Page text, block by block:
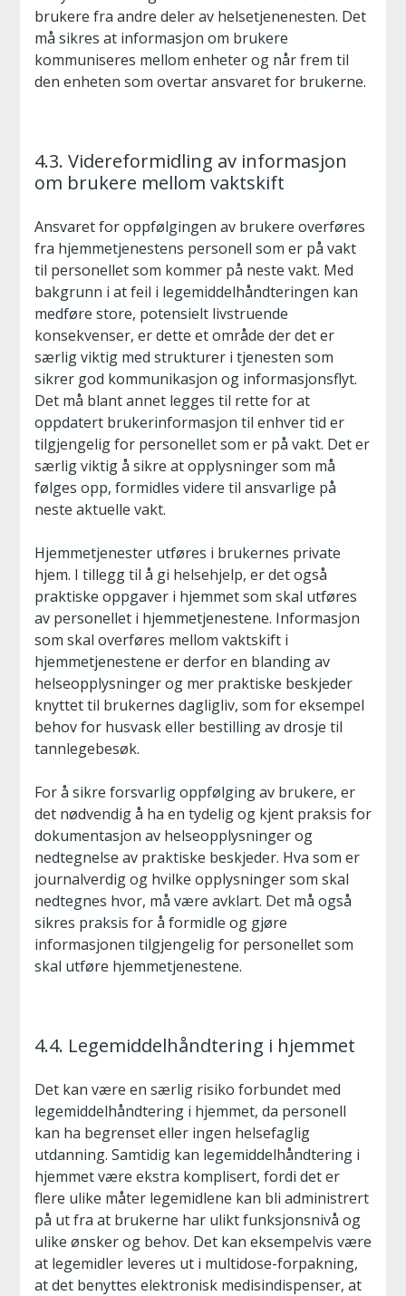
brukere fra andre deler av helsetjenenesten. Det
må sikres at informasjon om brukere
kommuniseres mellom enheter og når frem til
den enheten som overtar ansvaret for brukerne.
4.3. Videreformidling av informasjon
om brukere mellom vaktskift
Ansvaret for oppfølgingen av brukere overføres
fra hjemmetjenestens personell som er på vakt
til personellet som kommer på neste vakt. Med
bakgrunn i at feil i legemiddelhåndteringen kan
medføre store, potensielt livstruende
konsekvenser, er dette et område der det er
særlig viktig med strukturer i tjenesten som
sikrer god kommunikasjon og informasjonsflyt.
Det må blant annet legges til rette for at
oppdatert brukerinformasjon til enhver tid er
tilgjengelig for personellet som er på vakt. Det er
særlig viktig å sikre at opplysninger som må
følges opp, formidles videre til ansvarlige på
neste aktuelle vakt.
Hjemmetjenester utføres i brukernes private
hjem. I tillegg til å gi helsehjelp, er det også
praktiske oppgaver i hjemmet som skal utføres
av personellet i hjemmetjenestene. Informasjon
som skal overføres mellom vaktskift i
hjemmetjenestene er derfor en blanding av
helseopplysninger og mer praktiske beskjeder
knyttet til brukernes dagligliv, som for eksempel
behov for husvask eller bestilling av drosje til
tannlegebesøk.
For å sikre forsvarlig oppfølging av brukere, er
det nødvendig å ha en tydelig og kjent praksis for
dokumentasjon av helseopplysninger og
nedtegnelse av praktiske beskjeder. Hva som er
journalverdig og hvilke opplysninger som skal
nedtegnes hvor, må være avklart. Det må også
sikres praksis for å formidle og gjøre
informasjonen tilgjengelig for personellet som
skal utføre hjemmetjenestene.
4.4. Legemiddelhåndtering i hjemmet
Det kan være en særlig risiko forbundet med
legemiddelhåndtering i hjemmet, da personell
kan ha begrenset eller ingen helsefaglig
utdanning. Samtidig kan legemiddelhåndtering i
hjemmet være ekstra komplisert, fordi det er
flere ulike måter legemidlene kan bli administrert
på ut fra at brukerne har ulikt funksjonsnivå og
ulike ønsker og behov. Det kan eksempelvis være
at legemidler leveres ut i multidose-forpakning,
at det benyttes elektronisk medisindispenser, at